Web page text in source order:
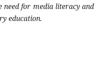
need for media literacy and
education.